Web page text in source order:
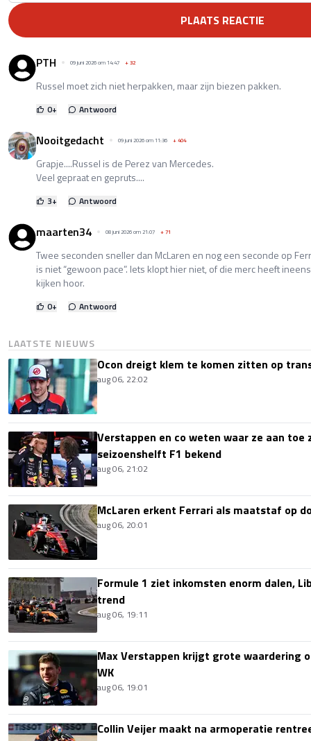
PLAATS REACTIE
PTH 09 juni 2026 om 14:47 +32
Russel moet zich niet herpakken, maar zijn biezen pakken.
0+ Antwoord
Nooitgedacht 09 juni 2026 om 11:36 +404
Grapje....Russel is de Perez van Mercedes.
Veel gepraat en gepruts....
3+ Antwoord
maarten34 08 juni 2026 om 21:07 +71
Twee seconden sneller dan McLaren en nog een seconde op
is niet “gewoon pace”. Iets klopt hier niet, of die merc heeft
kijken hoor.
0+ Antwoord
LAATSTE NIEUWS
Ocon dreigt klem te komen zitten op
aug 06, 22:02
Verstappen en co weten waar ze aan
seizoenshelft F1 bekend
aug 06, 21:02
McLaren erkent Ferrari als maatstaf op
aug 06, 20:01
Formule 1 ziet inkomsten enorm dalen,
trend
aug 06, 19:11
Max Verstappen krijgt grote waardering
WK
aug 06, 19:01
Collin Veijer maakt na armoperatie